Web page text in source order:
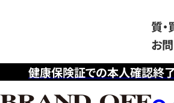
健康保険証での本人確認終
質
お
フ
リ